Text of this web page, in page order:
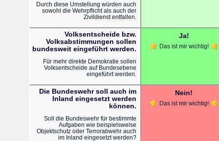
Durch diese Umstellung würden auch
sowohl die Wehrpflicht als auch der
Zivildienst entfallen.
Volksentscheide bzw.
Volksabstimmungen sollen
bundesweit eingeführt werden.
Für mehr direkte Demokratie sollen
Volksentscheide auf Bundesebene
eingeführt werden.
Ja!
Das ist mir wichtig!
Die Bundeswehr soll auch im
Inland eingesetzt werden
können.
Soll die Bundeswehr für bestimmte
Aufgaben wie beispielsweise
Objektschutz oder Terrorabwehr auch
im Inland eingesetzt werden?
Nein!
Das ist mir wichtig!